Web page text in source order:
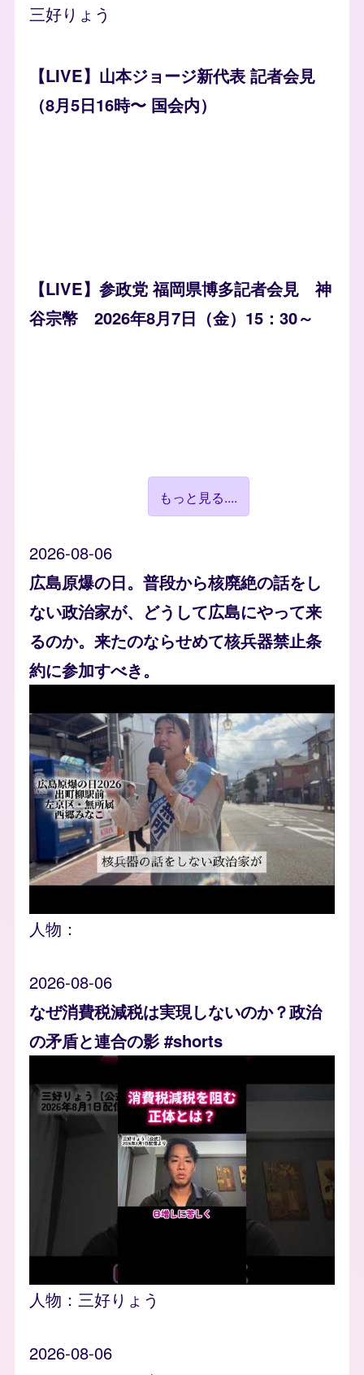
三好りょう
【LIVE】山本ジョージ新代表 記者会見
（8月5日16時〜 国会内）
【LIVE】参政党 福岡県博多記者会見 神
谷宗幣 2026年8月7日（金）15：30～
もっと見る....
2026-08-06
広島原爆の日。普段から核廃絶の話をし
ない政治家が、どうして広島にやって来
るのか。来たのならせめて核兵器禁止条
約に参加すべき。
人物：
2026-08-06
なぜ消費税減税は実現しないのか？政治
の矛盾と連合の影 #shorts
人物： 三好りょう
2026-08-06